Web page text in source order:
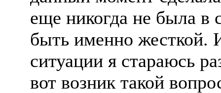
еще никогда не была в
быть именно жесткой.
ситуации я стараюсь
вот возник такой